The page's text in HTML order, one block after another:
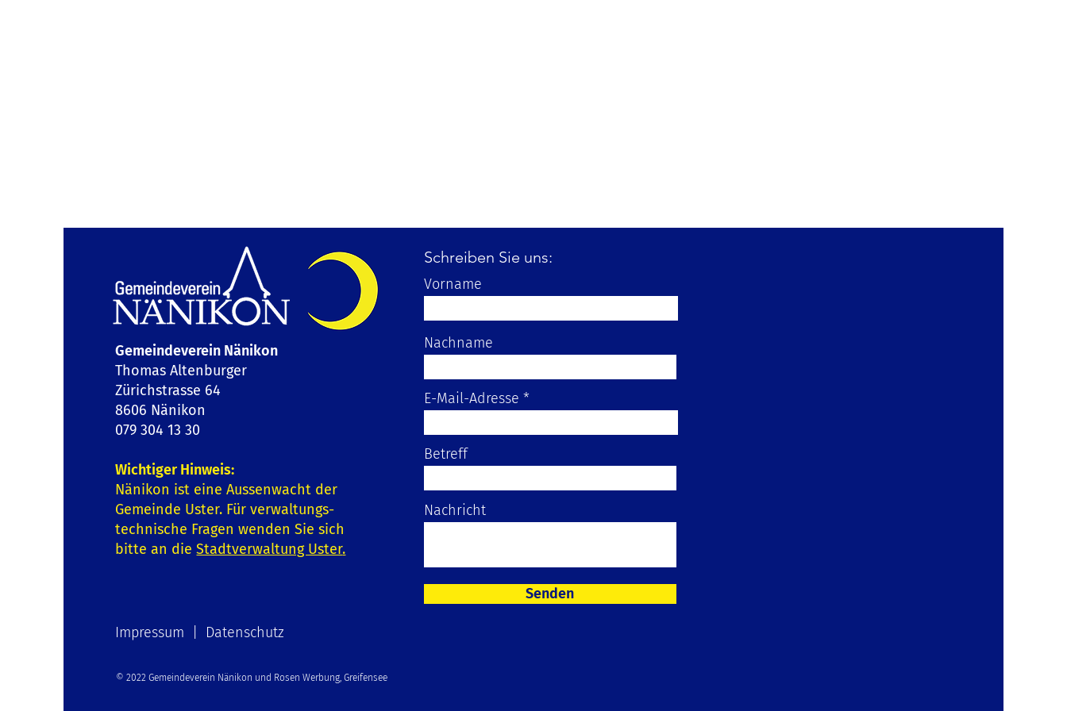
Gemeindeverein Nänikon
Thomas Altenburger
Zürichstrasse 64
8606 Nänikon
079 304 13 30
Wichtiger Hinweis:
Nänikon ist eine Aussenwacht der
Gemeinde Uster. Für verwaltungs-
technische Fragen wenden Sie sich
bitte an dieStadtverwaltung Uster.
Impressum | Datenschutz
© 2022 Gemeindeverein Nänikon und Rosen Werbung, Greifensee
Schreiben Sie uns:
Vorname
Nachname
E-Mail-Adresse
Betreff
Nachricht
Senden